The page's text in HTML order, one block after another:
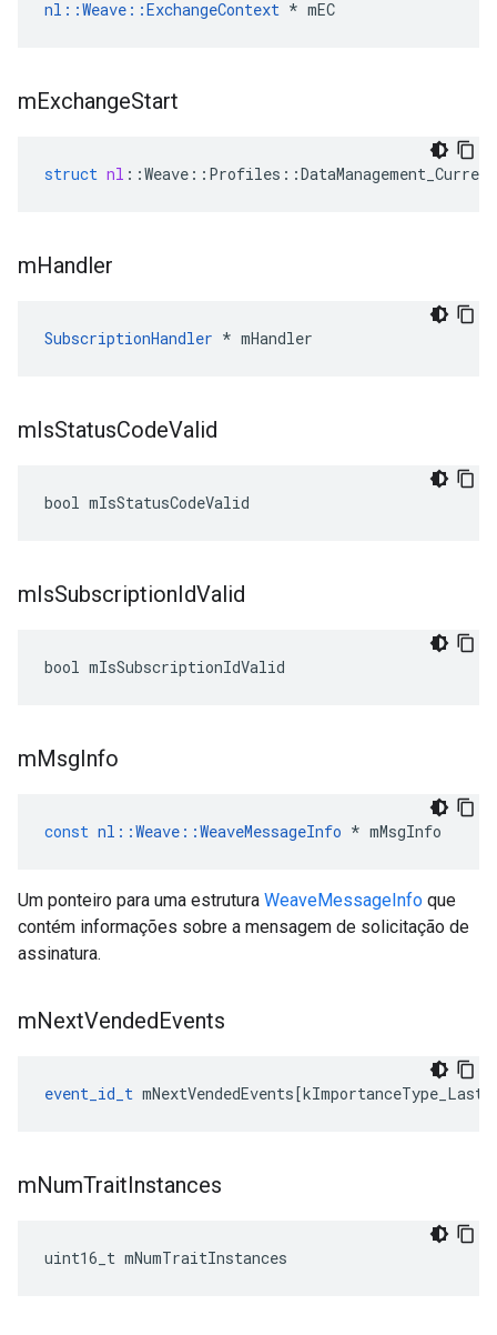
nl::Weave::ExchangeContext * mEC
mExchangeStart
struct nl ::Weave :: Profiles ::DataManagement_Current
mHandler
SubscriptionHandler * mHandler
mIsStatusCodeValid
bool mIsStatusCodeValid
mIsSubscriptionIdValid
bool mIsSubscriptionIdValid
mMsgInfo
const nl ::Weave ::WeaveMessageInfo * mMsgInfo
Um ponteiro para uma estrutura WeaveMessageInfo que
contém informações sobre a mensagem de solicitação de
assinatura.
mNextVendedEvents
event_id_t
mNumTraitInstances
uint16_t mNumTraitInstances